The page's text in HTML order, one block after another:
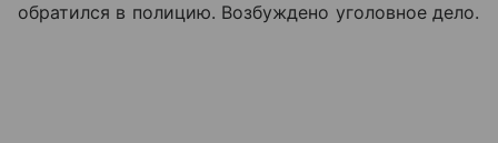
обратился в полицию. Возбуждено уголовное дело.